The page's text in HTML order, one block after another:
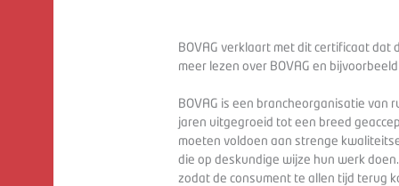
BOVAG verklaart met dit certificaat dat
meer lezen over BOVAG en
BOVAG is een brancheorganisatie van
jaren uitgegroeid tot een breed
moeten voldoen aan strenge
die op deskundige wijze hun werk
zodat de consument te allen tijd terug